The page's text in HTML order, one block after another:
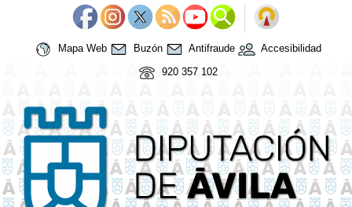
Mapa Web Buzón Antifraude
Accesibilidad
920 357 102